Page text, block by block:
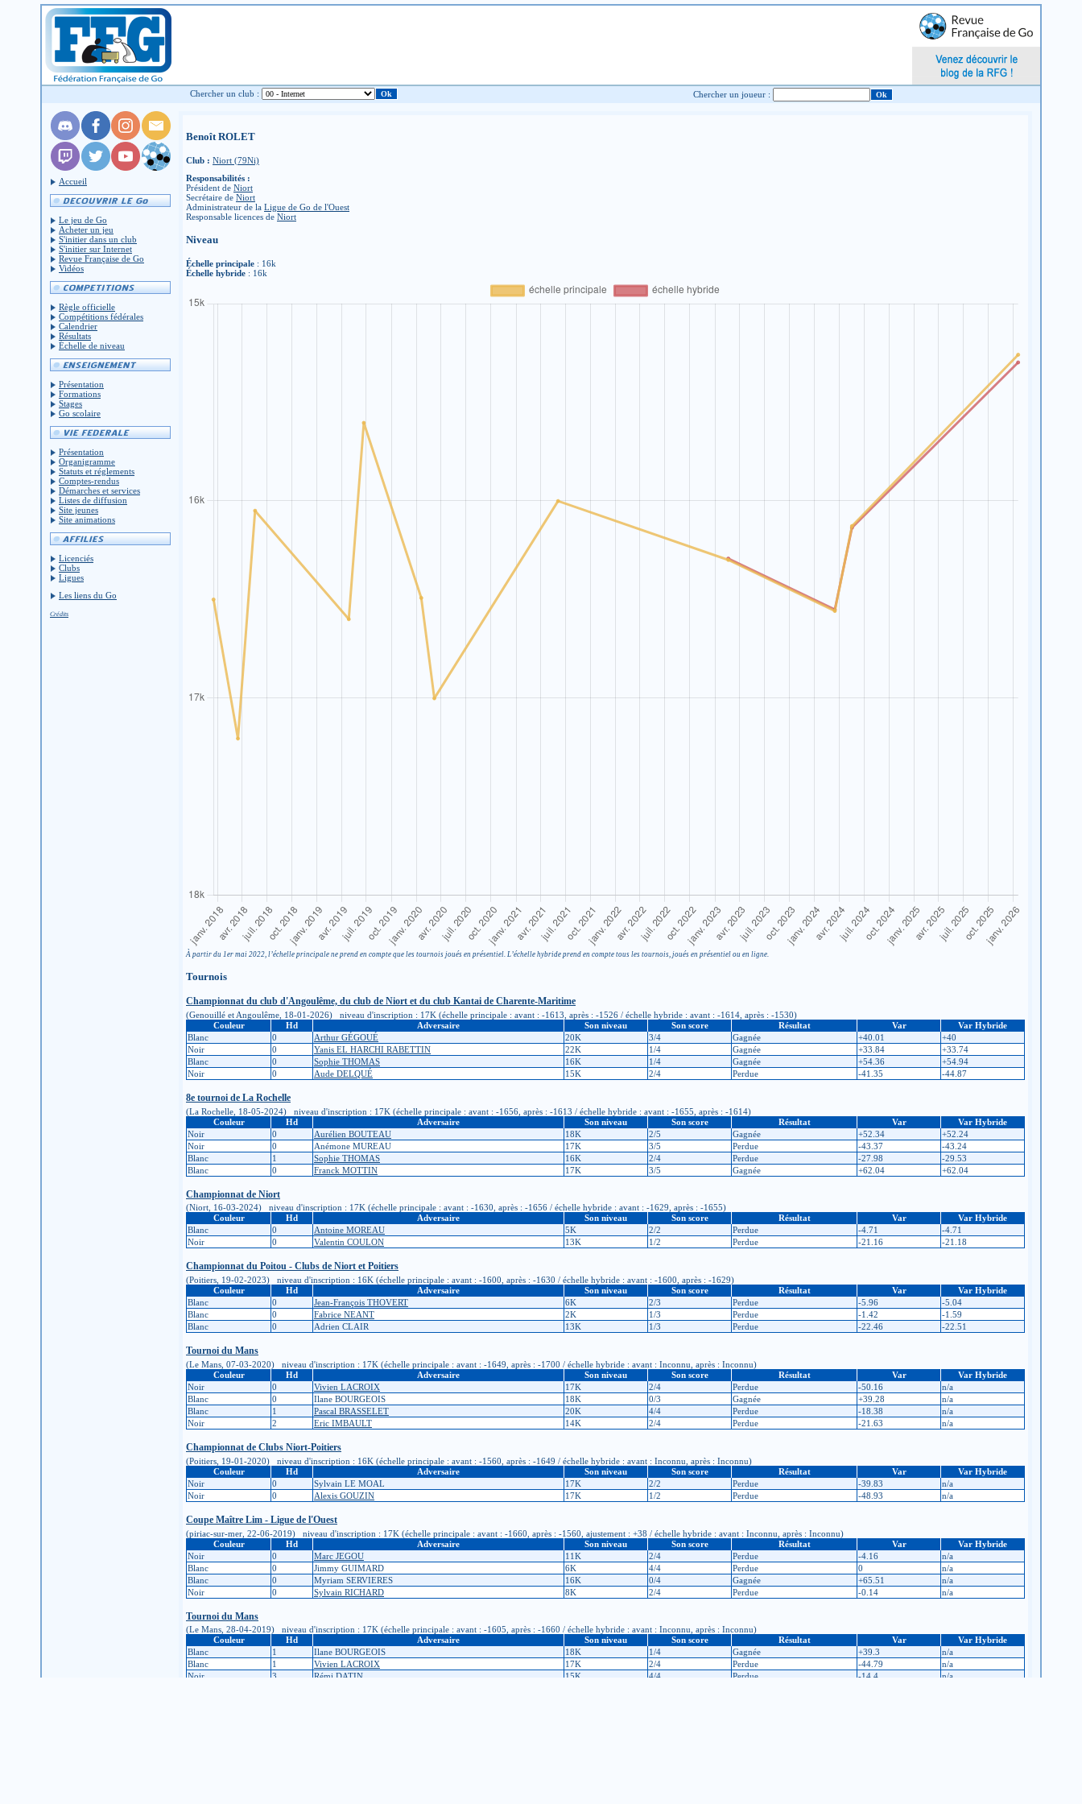
Chercher un club : Chercher un joueur :
Accueil
Le jeu de Go
Acheter un jeu
S'initier dans un club
S'initier sur Internet
Revue Française de Go
Vidéos
Règle officielle
Compétitions fédérales
Calendrier
Résultats
Échelle de niveau
Présentation
Formations
Stages
Go scolaire
Présentation
Organigramme
Statuts et réglements
Comptes-rendus
Démarches et services
Listes de diffusion
Site jeunes
Site animations
Licenciés
Clubs
Ligues
Les liens du Go
Crédits
Benoît ROLET
Club : Niort (79Ni)
Responsabilités :
Président de Niort
Secrétaire de Niort
Administrateur de la Ligue de Go de l'Ouest
Responsable licences de Niort
Niveau
Échelle principale : 16k
Échelle hybride : 16k
À partir du 1er mai 2022, l’échelle principale ne prend en compte que les tournois joués en présentiel. L’échelle hybride prend en compte tous les tournois, joués en présentiel ou en ligne.
Tournois
Championnat du club d'Angoulême, du club de Niort et du club Kantai de Charente-Maritime
(Genouillé et Angoulême, 18-01-2026) niveau d'inscription : 17K (échelle principale : avant : -1613, après : -1526 / échelle hybride : avant : -1614, après : -1530)
Couleur
Hd Adversaire Son niveau Son score Résultat Var
Var Hybride
Blanc
0 Arthur GÉGOUÉ 20K 3/4 Gagnée +40.01
+40
Noir
0 Yanis EL HARCHI RABETTIN 22K 1/4 Gagnée +33.84
+33.74
Blanc
0 Sophie THOMAS 16K 1/4 Gagnée +54.36
+54.94
Noir
0 Aude DELQUÉ 15K 2/4 Perdue -41.35 -44.87
8e tournoi de La Rochelle
(La Rochelle, 18-05-2024) niveau d'inscription : 17K (échelle principale : avant : -1656, après : -1613 / échelle hybride : avant : -1655, après : -1614)
Couleur
Hd Adversaire Son niveau Son score Résultat Var
Var Hybride
Noir
0 Aurélien BOUTEAU 18K 2/5 Gagnée +52.34
+52.24
Noir
0 Anémone MUREAU 17K 3/5 Perdue -43.37
-43.24
Blanc
1 Sophie THOMAS 16K 2/4 Perdue -27.98
-29.53
Blanc
0 Franck MOTTIN 17K 3/5 Gagnée +62.04 +62.04
Championnat de Niort
(Niort, 16-03-2024) niveau d'inscription : 17K (échelle principale : avant : -1630, après : -1656 / échelle hybride : avant : -1629, après : -1655)
Couleur
Hd Adversaire Son niveau Son score Résultat Var
Var Hybride
Blanc
0 Antoine MOREAU 5K 2/2 Perdue -4.71
-4.71
Noir
0 Valentin COULON 13K 1/2 Perdue -21.16 -21.18
Championnat du Poitou - Clubs de Niort et Poitiers
(Poitiers, 19-02-2023) niveau d'inscription : 16K (échelle principale : avant : -1600, après : -1630 / échelle hybride : avant : -1600, après : -1629)
Couleur
Hd Adversaire Son niveau Son score Résultat Var
Var Hybride
Blanc
0 Jean-François THOVERT 6K 2/3 Perdue -5.96
-5.04
Blanc
0 Fabrice NEANT 2K 1/3 Perdue -1.42
-1.59
Blanc
0 Adrien CLAIR 13K 1/3 Perdue -22.46 -22.51
Tournoi du Mans
(Le Mans, 07-03-2020) niveau d'inscription : 17K (échelle principale : avant : -1649, après : -1700 / échelle hybride : avant : Inconnu, après : Inconnu)
Couleur
Hd Adversaire Son niveau Son score Résultat Var
Var Hybride
Noir
0 Vivien LACROIX 17K 2/4 Perdue -50.16
n/a
Blanc
0 Ilane BOURGEOIS 18K 0/3 Gagnée +39.28
n/a
Blanc
1 Pascal BRASSELET 20K 4/4 Perdue -18.38
n/a
Noir
2 Eric IMBAULT 14K 2/4 Perdue -21.63 n/a
Championnat de Clubs Niort-Poitiers
(Poitiers, 19-01-2020) niveau d'inscription : 16K (échelle principale : avant : -1560, après : -1649 / échelle hybride : avant : Inconnu, après : Inconnu)
Couleur
Hd Adversaire Son niveau Son score Résultat Var
Var Hybride
Noir
0 Sylvain LE MOAL 17K 2/2 Perdue -39.83
n/a
Noir
0 Alexis GOUZIN 17K 1/2 Perdue -48.93 n/a
Coupe Maître Lim - Ligue de l'Ouest
(piriac-sur-mer, 22-06-2019) niveau d'inscription : 17K (échelle principale : avant : -1660, après : -1560, ajustement : +38 / échelle hybride : avant : Inconnu, après : Inconnu)
Couleur
Hd Adversaire Son niveau Son score Résultat Var
Var Hybride
Noir
0 Marc JEGOU 11K 2/4 Perdue -4.16
n/a
Blanc
0 Jimmy GUIMARD 6K 4/4 Perdue 0
n/a
Blanc
0 Myriam SERVIERES 16K 0/4 Gagnée +65.51
n/a
Noir
0 Sylvain RICHARD 8K 2/4 Perdue -0.14 n/a
Tournoi du Mans
(Le Mans, 28-04-2019) niveau d'inscription : 17K (échelle principale : avant : -1605, après : -1660 / échelle hybride : avant : Inconnu, après : Inconnu)
Couleur
Hd Adversaire Son niveau Son score Résultat Var
Var Hybride
Blanc
1 Ilane BOURGEOIS 18K 1/4 Gagnée +39.3
n/a
Blanc
1 Vivien LACROIX 17K 2/4 Perdue -44.79
n/a
Noir
3 Rémi DATIN 15K 4/4 Perdue -14.4
n/a